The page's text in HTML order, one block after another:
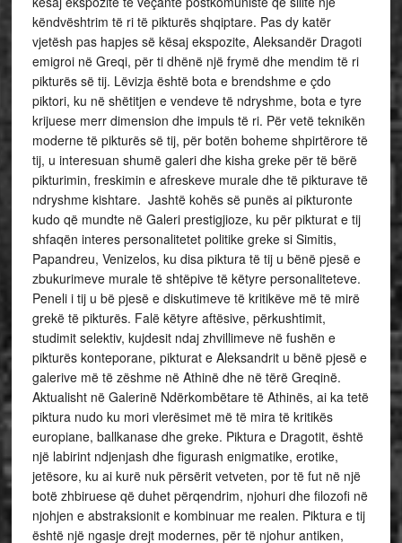
këndvështrim të ri të pikturës shqiptare. Pas dy katër
vjetësh pas hapjes së kësaj ekspozite, Aleksandër Dragoti
emigroi në Greqi, për ti dhënë një frymë dhe mendim të ri
pikturës së tij. Lëvizja është bota e brendshme e çdo
piktori, ku në shëtitjen e vendeve të ndryshme, bota e tyre
krijuese merr dimension dhe impuls të ri. Për vetë teknikën
moderne të pikturës së tij, për botën boheme shpirtërore të
tij, u interesuan shumë galeri dhe kisha greke për të bërë
pikturimin, freskimin e afreskeve murale dhe të pikturave të
ndryshme kishtare. Jashtë kohës së punës ai pikturonte
kudo që mundte në Galeri prestigjioze, ku për pikturat e tij
shfaqën interes personalitetet politike greke si Simitis,
Papandreu, Venizelos, ku disa piktura të tij u bënë pjesë e
zbukurimeve murale të shtëpive të këtyre personaliteteve.
Peneli i tij u bë pjesë e diskutimeve të kritikëve më të mirë
grekë të pikturës. Falë këtyre aftësive, përkushtimit,
studimit selektiv, kujdesit ndaj zhvillimeve në fushën e
pikturës konteporane, pikturat e Aleksandrit u bënë pjesë e
galerive më të zëshme në Athinë dhe në tërë Greqinë.
Aktualisht në Galerinë Ndërkombëtare të Athinës, ai ka tetë
piktura nudo ku mori vlerësimet më të mira të kritikës
europiane, ballkanase dhe greke. Piktura e Dragotit, është
një labirint ndjenjash dhe figurash enigmatike, erotike,
jetësore, ku ai kurë nuk përsërit vetveten, por të fut në një
botë zhbiruese që duhet përqendrim, njohuri dhe filozofi në
njohjen e abstraksionit e kombinuar me realen. Piktura e tij
është një ngasje drejt modernes, për të njohur antiken,